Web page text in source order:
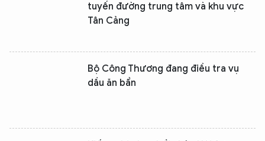
tuyến đường trung tâm và khu vực
Tân Cảng
Bộ Công Thương đang điều tra vụ
dầu ăn bẩn